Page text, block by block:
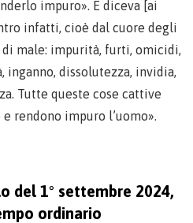
impuro». E diceva [ai
infatti, cioè dal cuore degli
male: impurità, furti, omicidi,
inganno, dissolutezza, invidia,
Tutte queste cose cattive
rendono impuro l’uomo».
del 1° settembre 2024,
ordinario